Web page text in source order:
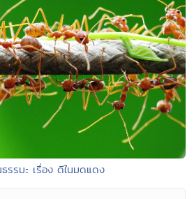
รรมะ เรื่อง ดีในมดแดง